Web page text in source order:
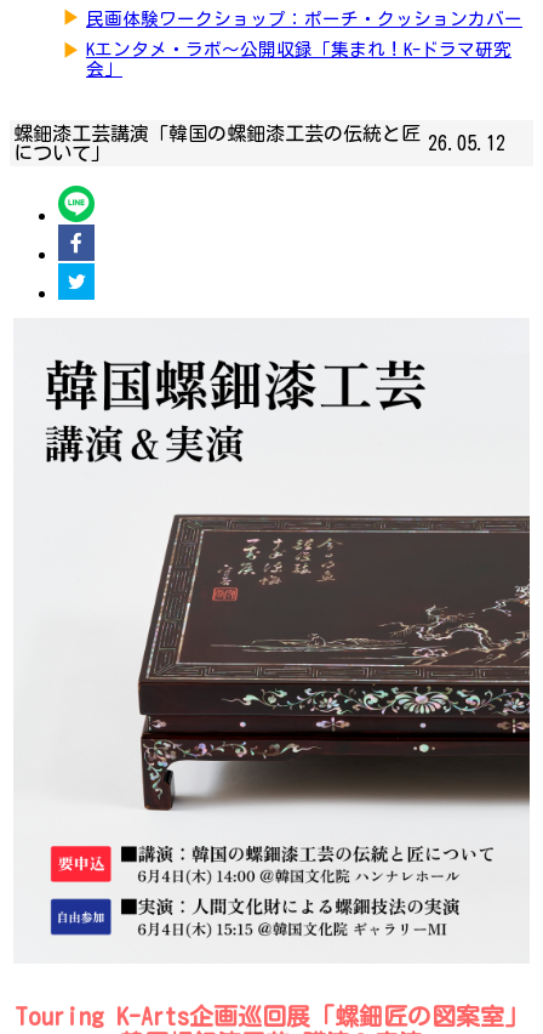
▶ 民画体験ワークショップ：ポーチ・クッションカバー
▶ Kエンタメ・ラボ～公開収録「集まれ！K-ドラマ研究
会」
螺鈿漆工芸講演「韓国の螺鈿漆工芸の伝統と匠
について」
26.05.12
Touring K-Arts企画巡回展「螺鈿匠の図案室」